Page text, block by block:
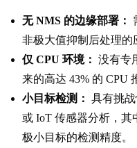
无 NMS 的边缘部署：
非极大值抑制后处理的
仅 CPU 环境： 没有专
来的高达 43% 的 CPU
小目标检测： 具有挑
或 IoT 传感器分析，其
极小目标的检测精度。